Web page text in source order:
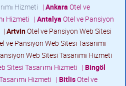
Hizmeti | Ankara Otel ve
Hizmeti | Antalya Otel ve Pansiyon
| ArtvinOtel ve Pansiyon Web Sitesi
ve Pansiyon Web Sitesi Tasarımı
Web Sitesi Tasarımı Hizmeti
Sitesi Tasarımı Hizmeti | Bingöl
Hizmeti | BitlisOtel ve